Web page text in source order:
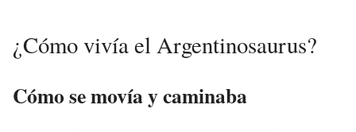
¿Cómo vivía el Argentinosaurus?
Cómo se movía y caminaba